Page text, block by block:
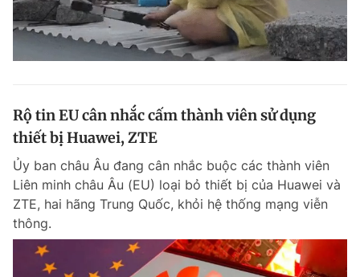
Rộ tin EU cân nhắc cấm thành viên sử dụng
thiết bị Huawei, ZTE
Ủy ban châu Âu đang cân nhắc buộc các thành viên
Liên minh châu Âu (EU) loại bỏ thiết bị của Huawei và
ZTE, hai hãng Trung Quốc, khỏi hệ thống mạng viễn
thông.